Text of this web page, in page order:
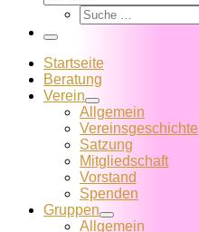
Suche
Menü
Startseite
Beratung
Verein
Allgemein
Vereins­geschichte
Satzung
Mitglied­schaft
Vorstand
Spenden
Gruppen
Allgemein